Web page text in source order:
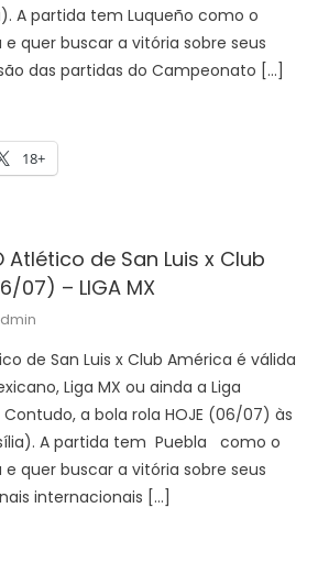
A partida tem Luqueño como o
quer buscar a vitória sobre seus
das partidas do Campeonato […]
18+
Atlético de San Luis x Club
07) – LIGA MX
de San Luis x Club América é válida
Liga MX ou ainda a Liga
a bola rola HOJE (06/07) às
A partida tem Puebla como o
quer buscar a vitória sobre seus
internacionais […]